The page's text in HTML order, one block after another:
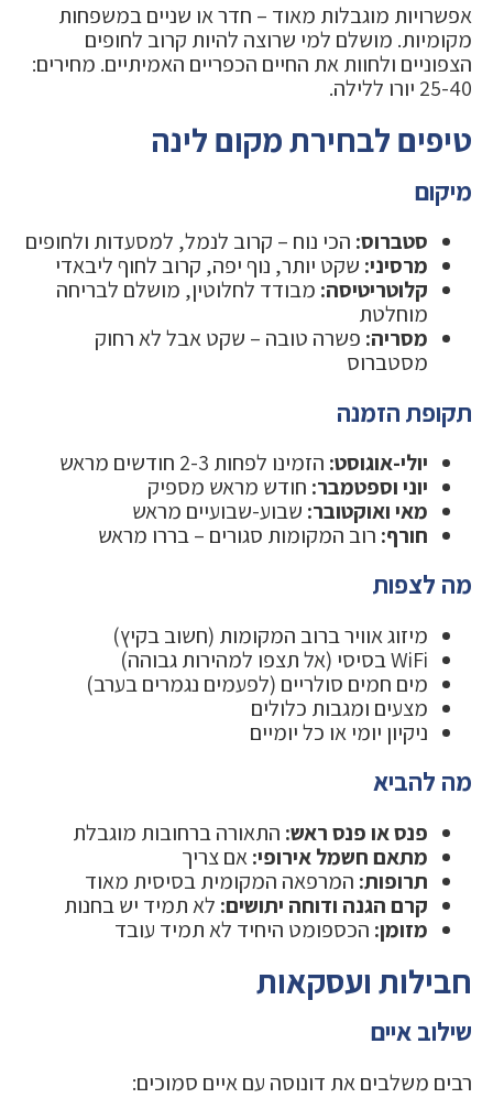
אפשרויות מוגבלות מאוד – חדר או שניים במשפחות
מקומיות. מושלם למי שרוצה להיות קרוב לחופים
הצפוניים ולחוות את החיים הכפריים האמיתיים. מחירים:
25-40 יורו ללילה.
טיפים לבחירת מקום לינה
מיקום
סטברוס: הכי נוח – קרוב לנמל, למסעדות ולחופים
מרסיני: שקט יותר, נוף יפה, קרוב לחוף ליבאדי
קלוטריטיסה: מבודד לחלוטין, מושלם לבריחה
מוחלטת
מסריה: פשרה טובה – שקט אבל לא רחוק
מסטברוס
תקופת הזמנה
יולי-אוגוסט: הזמינו לפחות 2-3 חודשים מראש
יוני וספטמבר: חודש מראש מספיק
מאי ואוקטובר: שבוע-שבועיים מראש
חורף: רוב המקומות סגורים – בררו מראש
מה לצפות
מיזוג אוויר ברוב המקומות (חשוב בקיץ)
WiFi בסיסי (אל תצפו למהירות גבוהה)
מים חמים סולריים (לפעמים נגמרים בערב)
מצעים ומגבות כלולים
ניקיון יומי או כל יומיים
מה להביא
פנס או פנס ראש: התאורה ברחובות מוגבלת
מתאם חשמל אירופי:אם צריך
תרופות: המרפאה המקומית בסיסית מאוד
קרם הגנה ודוחה יתושים: לא תמיד יש בחנות
מזומן: הכספומט היחיד לא תמיד עובד
חבילות ועסקאות
שילוב איים
רבים משלבים את דונוסה עם איים סמוכים: